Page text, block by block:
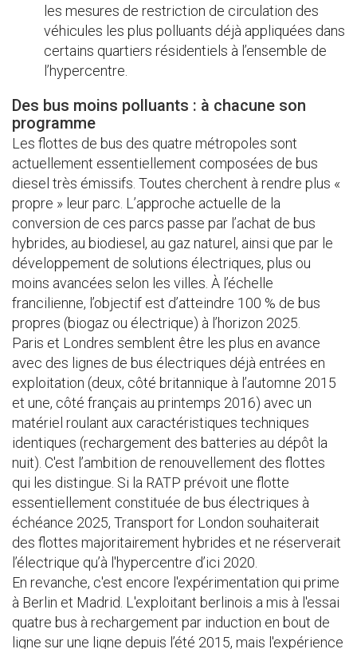
les mesures de restriction de circulation des
véhicules les plus polluants déjà appliquées dans
certains quartiers résidentiels à l’ensemble de
l’hypercentre.
Des bus moins polluants : à chacune son
programme
Les flottes de bus des quatre métropoles sont
actuellement essentiellement composées de bus
diesel très émissifs. Toutes cherchent à rendre plus «
propre » leur parc. L’approche actuelle de la
conversion de ces parcs passe par l’achat de bus
hybrides, au biodiesel, au gaz naturel, ainsi que par le
développement de solutions électriques, plus ou
moins avancées selon les villes. À l’échelle
francilienne, l’objectif est d’atteindre 100 % de bus
propres (biogaz ou électrique) à l’horizon 2025.
Paris et Londres semblent être les plus en avance
avec des lignes de bus électriques déjà entrées en
exploitation (deux, côté britannique à l’automne 2015
et une, côté français au printemps 2016) avec un
matériel roulant aux caractéristiques techniques
identiques (rechargement des batteries au dépôt la
nuit). C'est l’ambition de renouvellement des flottes
qui les distingue. Si la RATP prévoit une flotte
essentiellement constituée de bus électriques à
échéance 2025, Transport for London souhaiterait
des flottes majoritairement hybrides et ne réserverait
l’électrique qu’à l'hypercentre d’ici 2020.
En revanche, c'est encore l'expérimentation qui prime
à Berlin et Madrid. L'exploitant berlinois a mis à l'essai
quatre bus à rechargement par induction en bout de
ligne sur une ligne depuis l’été 2015, mais l'expérience